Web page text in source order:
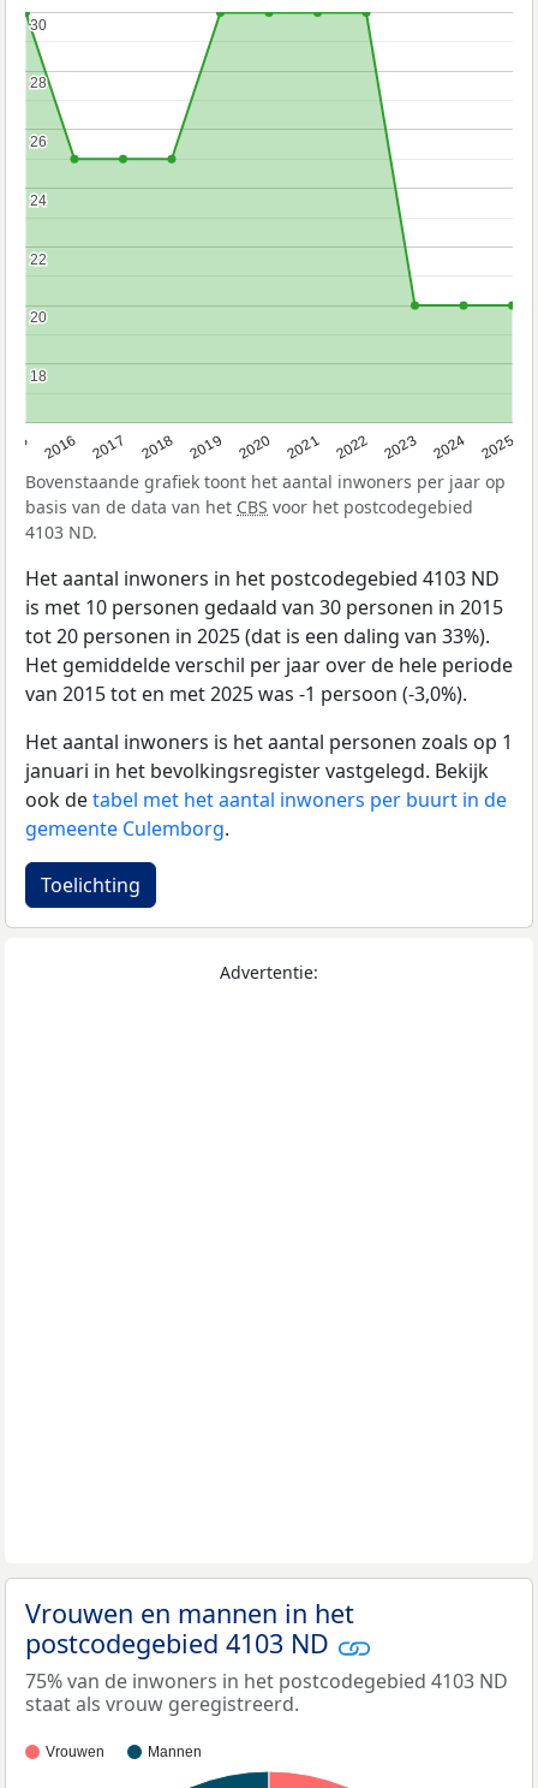
2016 2017 2018 2019 2020 2021 2022 2023 2024 2025
18
18
20
20
22
22
24
24
26
26
28
28
30
30
Bovenstaande grafiek toont het aantal inwoners per jaar op
basis van de data van het CBS voor het postcodegebied
4103 ND.
Het aantal inwoners in het postcodegebied 4103 ND
is met 10 personen gedaald van 30 personen in 2015
tot 20 personen in 2025 (dat is een daling van 33%).
Het gemiddelde verschil per jaar over de hele periode
van 2015 tot en met 2025 was -1 persoon (-3,0%).
Het aantal inwoners is het aantal personen zoals op 1
januari in het bevolkingsregister vastgelegd. Bekijk
ook detabel met het aantal inwoners per buurt in de
gemeente Culemborg.
Toelichting
Advertentie:
Vrouwen en mannen in het
postcodegebied 4103 ND
75% van de inwoners in het postcodegebied 4103 ND
staat als vrouw geregistreerd.
Vrouwen Mannen